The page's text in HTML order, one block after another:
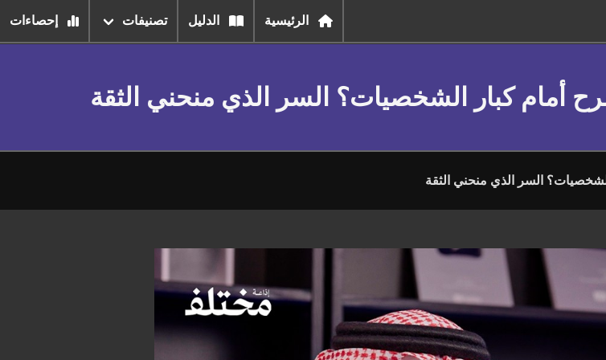
الرئيسية الدليل تصنيفات إحصاءات
أمام كبار الشخصيات؟ السر الذي منحني الثقة
السر الذي منحني الثقة